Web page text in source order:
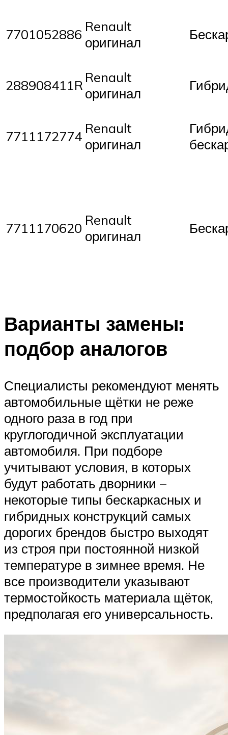
7701052886 Renault
оригинал
288908411R Renault
оригинал
7711172774 Renault
оригинал
7711170620 Renault
оригинал
Варианты замены:
подбор аналогов
Специалисты рекомендуют менять
автомобильные щётки не реже
одного раза в год при
круглогодичной эксплуатации
автомобиля. При подборе
учитывают условия, в которых
будут работать дворники –
некоторые типы бескаркасных и
гибридных конструкций самых
дорогих брендов быстро выходят
из строя при постоянной низкой
температуре в зимнее время. Не
все производители указывают
термостойкость материала щёток,
предполагая его универсальность.